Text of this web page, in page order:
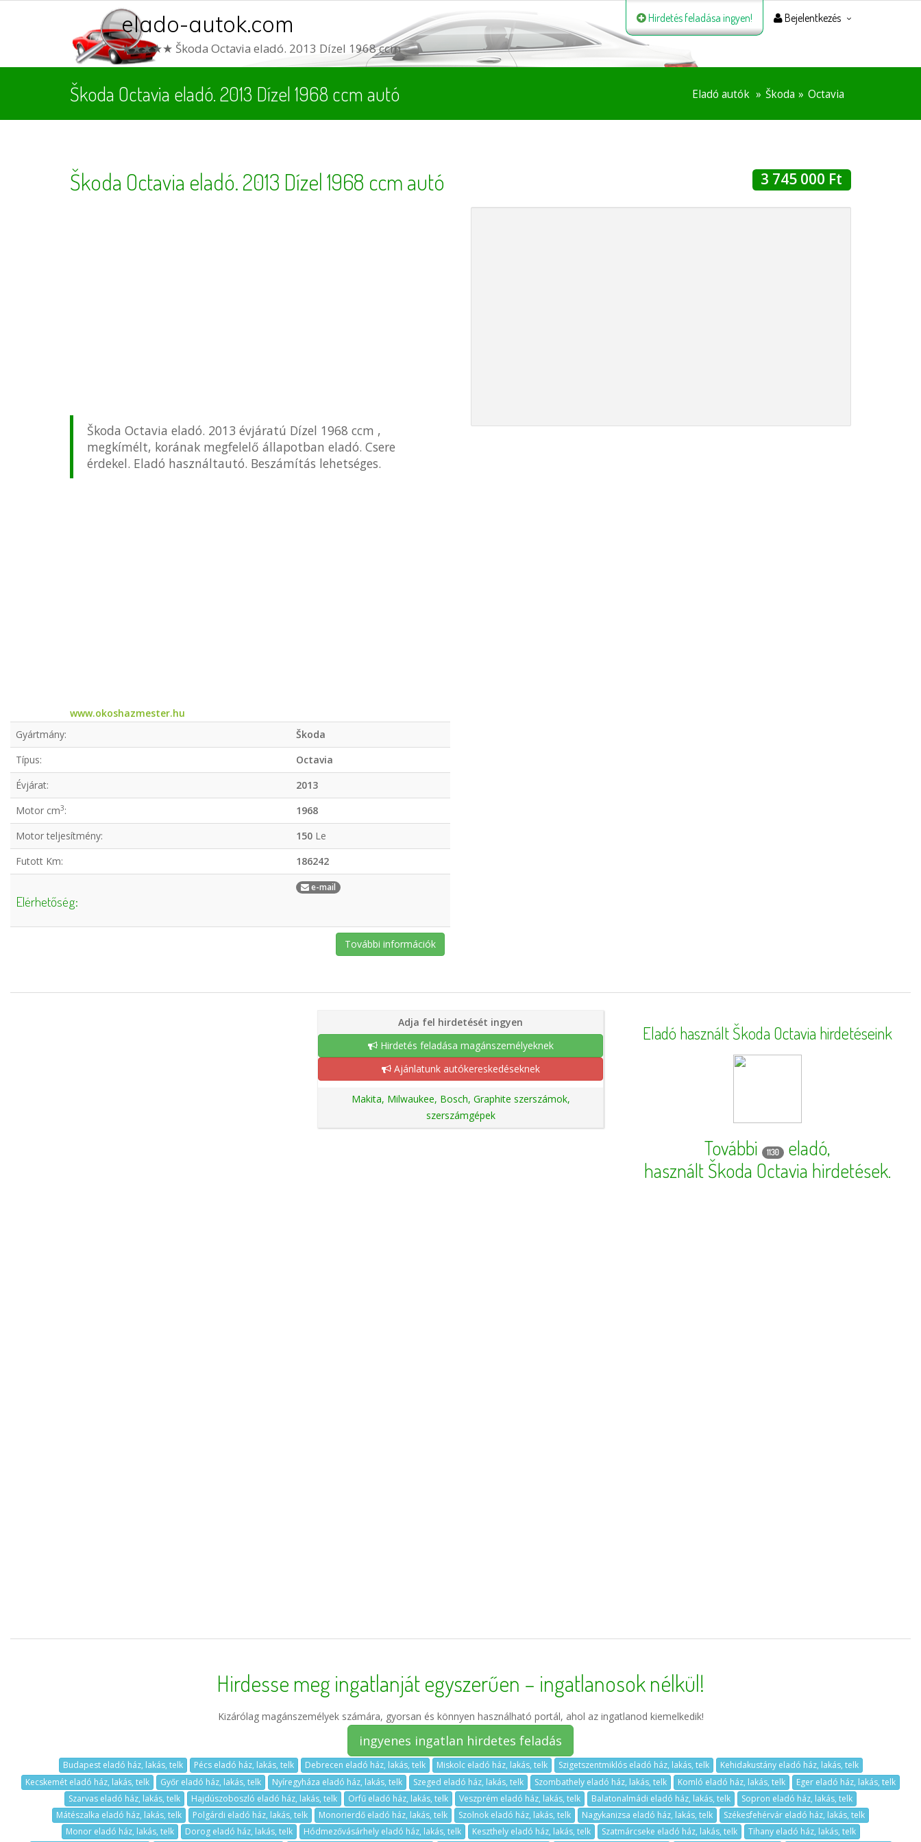
elado-autok.com
★★★★★ Škoda Octavia eladó. 2013 Dízel 1968 ccm
Hirdetés feladása ingyen! Bejelentkezés
Škoda Octavia eladó. 2013 Dízel 1968 ccm autó Eladó autók Škoda Octavia
Škoda Octavia eladó. 2013 Dízel 1968 ccm autó 3 745 000 Ft
Škoda Octavia eladó. 2013 évjáratú Dízel 1968 ccm ,
megkímélt, korának megfelelő állapotban eladó. Csere
érdekel. Eladó használtautó. Beszámítás lehetséges.
www.okoshazmester.hu
Gyártmány:
Škoda
Típus:
Octavia
Évjárat:
2013
Motor cm3:
1968
Motor teljesítmény:
150 Le
Futott Km:
186242
Elérhetőség:
e-mail
További információk
Adja fel hirdetését ingyen
Hirdetés feladása magánszemélyeknek
Ajánlatunk autókereskedéseknek
Makita, Milwaukee, Bosch, Graphite szerszámok,
szerszámgépek
Eladó használt Škoda Octavia hirdetéseink
További 1130
eladó,
használt Škoda Octavia hirdetések.
Hirdesse meg ingatlanját egyszerűen – ingatlanosok nélkül!
Kizárólag magánszemélyek számára, gyorsan és könnyen használható portál, ahol az ingatlanod kiemelkedik!
ingyenes ingatlan hirdetes feladás
Budapest eladó ház, lakás, telk Pécs eladó ház, lakás, telk Debrecen eladó ház, lakás, telk Miskolc eladó ház, lakás, telk Szigetszentmiklós eladó ház, lakás, telk
Kehidakustány eladó ház, lakás, telk
Kecskemét eladó ház, lakás, telk
Győr eladó ház, lakás, telk Nyíregyháza eladó ház, lakás, telk Szeged eladó ház, lakás, telk Szombathely eladó ház, lakás, telk Komló eladó ház, lakás, telk
Eger eladó ház, lakás, telk
Szarvas eladó ház, lakás, telk
Hajdúszoboszló eladó ház, lakás, telk Orfű eladó ház, lakás, telk Veszprém eladó ház, lakás, telk Balatonalmádi eladó ház, lakás, telk
Sopron eladó ház, lakás, telk
Mátészalka eladó ház, lakás, telk
Polgárdi eladó ház, lakás, telk Monorierdő eladó ház, lakás, telk Szolnok eladó ház, lakás, telk Nagykanizsa eladó ház, lakás, telk
Székesfehérvár eladó ház, lakás, telk
Monor eladó ház, lakás, telk
Dorog eladó ház, lakás, telk Hódmezővásárhely eladó ház, lakás, telk Keszthely eladó ház, lakás, telk Szatmárcseke eladó ház, lakás, telk Tihany eladó ház, lakás, telk